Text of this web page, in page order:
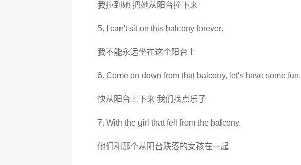
我撞到她 把她从阳台撞下来
5. I can't sit on this balcony forever.
我不能永远坐在这个阳台上
6. Come on down from that balcony, let's have some fun.
快从阳台上下来 我们找点乐子
7. With the girl that fell from the balcony.
他们和那个从阳台跌落的女孩在一起